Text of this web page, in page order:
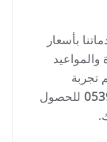
بأسعار
والمواعيد
تجربة
للحصول